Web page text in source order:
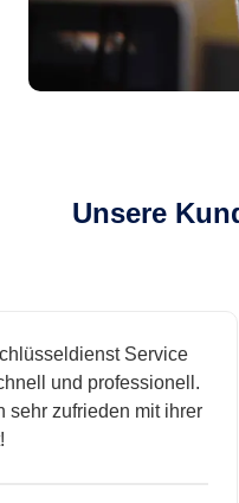
Unsere
Service
und professionell.
zufrieden mit ihrer